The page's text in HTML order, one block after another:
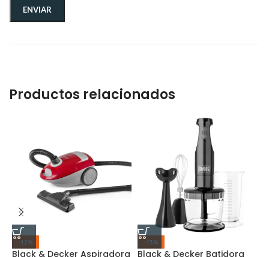
Productos relacionados
-12%
Black & Decker Aspiradora
-15%
Black & Decker Batidora